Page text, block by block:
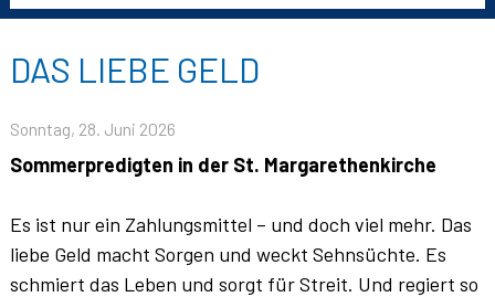
DAS LIEBE GELD
Sonntag, 28. Juni 2026
Sommerpredigten in der St. Margarethenkirche
Es ist nur ein Zahlungsmittel – und doch viel mehr. Das
liebe Geld macht Sorgen und weckt Sehnsüchte. Es
schmiert das Leben und sorgt für Streit. Und regiert so